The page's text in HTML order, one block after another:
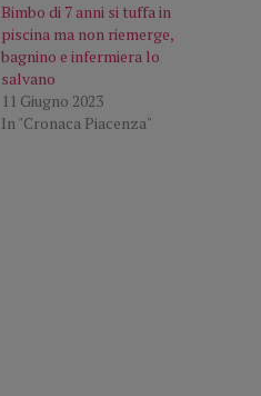
Bimbo di 7 anni si tuffa in
piscina ma non riemerge,
bagnino e infermiera lo
salvano
11 Giugno 2023
In "Cronaca Piacenza"